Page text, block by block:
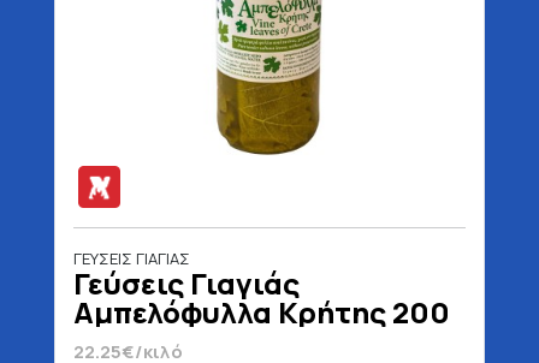
ΓΕΥΣΕΙΣ ΓΙΑΓΙΑΣ
Γεύσεις Γιαγιάς
Αμπελόφυλλα Κρήτης 200
gr
22.25€/κιλό